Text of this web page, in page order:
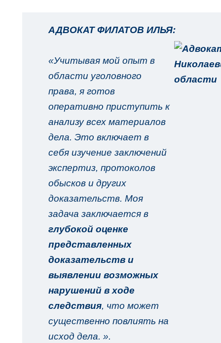
АДВОКАТ ФИЛАТОВ ИЛЬЯ:
«Учитывая мой опыт в
области уголовного
права, я готов
оперативно приступить к
анализу всех материалов
дела. Это включает в
себя изучение заключений
экспертиз, протоколов
обысков и других
доказательств. Моя
задача заключается в
глубокой оценке
представленных
доказательств и
выявлении возможных
нарушений в ходе
следствия, что может
существенно повлиять на
исход дела. ».